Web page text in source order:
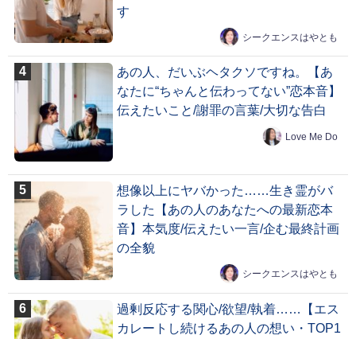
す
シークエンスはやとも
あの人、だいぶヘタクソですね。【あ
なたに“ちゃんと伝わってない”恋本音】
伝えたいこと/謝罪の言葉/大切な告白
Love Me Do
想像以上にヤバかった……生き霊がバ
ラした【あの人のあなたへの最新恋本
音】本気度/伝えたい一言/企む最終計画
の全貌
シークエンスはやとも
過剰反応する関心/欲望/執着……【エス
カレートし続けるあの人の想い・TOP1